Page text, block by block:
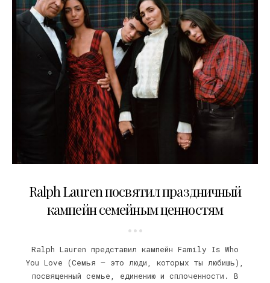
Ralph Lauren посвятил праздничный
кампейн семейным ценностям
Ralph Lauren представил кампейн Family Is Who
You Love (Семья – это люди, которых ты любишь),
посвященный семье, единению и сплоченности. В